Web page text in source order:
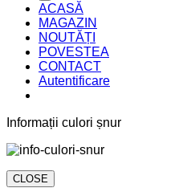
ACASĂ
MAGAZIN
NOUTĂȚI
POVESTEA
CONTACT
Autentificare
Informații culori șnur
CLOSE